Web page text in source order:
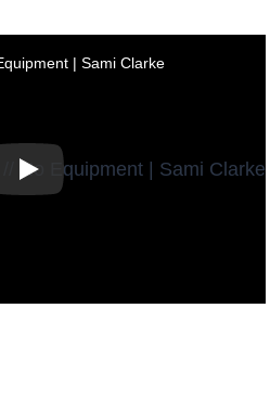
| Sami Clarke